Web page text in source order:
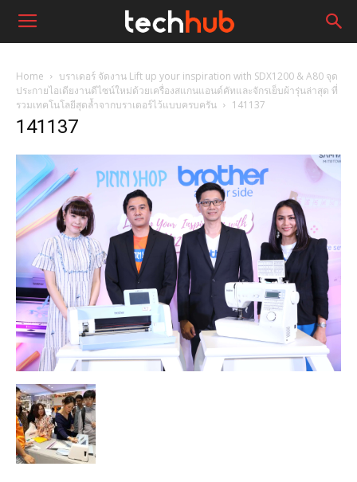
Home
บราเดอร์ จัดงาน Lift up your inspiration with SDX1200 & A80 จุด
ประกายไอเดียงานดีไซน์ใหม่ด้วยเครื่องสแกนแอนด์คัทและจักรเย็บผ้ารุ่นล่าสุด ที่
รวมเทคโนโลยีสุดล้ำจากบราเดอร์ไว้แบบครบครัน
141137
141137